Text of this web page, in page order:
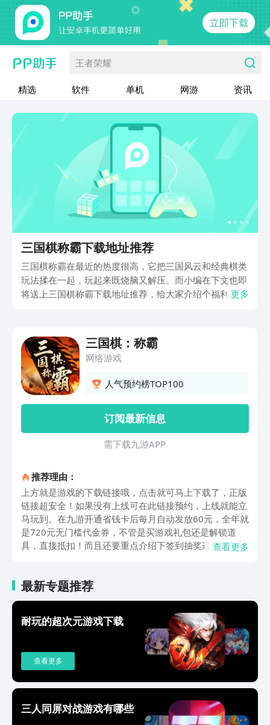
王者荣耀
精选 软件 单机 网游 资讯
三国棋称霸下载地址推荐
三国棋称霸在最近的热度很高，它把三国风云和经典棋类
玩法揉在一起，玩起来既烧脑又解压。而小编在下文也即
将送上三国棋称霸下载地址推荐，给大家介绍个福利超多
更多
三国棋：称霸
网络游戏
人气预约榜TOP100
订阅最新信息
需 下 载 九 游 A P P
推荐理由：
上方就是游戏的下载链接哦，点击就可马上下载了，正版
链接超安全！如果没有上线可在此链接预约，上线就能立
马玩到。在九游开通省钱卡后每月自动发放60元，全年就
是720元无门槛代金券，不管是买游戏礼包还是解锁道
具，直接抵扣！而且还要重点介绍下签到抽奖这个事，玩
呢？各种要争夺的土地将会成为棋盘，而那些将领责会成
为可任你放置的棋子，输赢皆在这棋盘之上！游戏采用的
是2D的简约画面，布局合理理解容易，不用担心晦涩难
懂哦。武将们可以带装备、宝物等，宝物的品级和属性是
随机的，所以会比较看运气，会给到你欲罢不能的感觉。
战斗是可以自动化的，并且还能开倍速，所以不用担心打
的太久无聊。此外粮食和武器这些也都很重要，内容设定
想要体验的朋友，直接在九游下载就对了！这款游戏很看
重产出和消耗二者的平衡，上手并不难，赶快开启属于你
的三国称霸之路吧。
查看更多
最新专题推荐
耐玩的超次元游戏下载
查看更多
三人同屏对战游戏有哪些